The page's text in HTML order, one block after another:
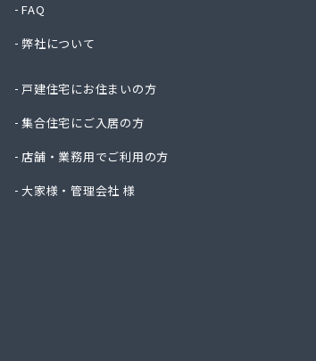
FAQ
弊社について
戸建住宅にお住まいの方
集合住宅にご入居の方
店舗・業務用でご利用の方
大家様・管理会社 様